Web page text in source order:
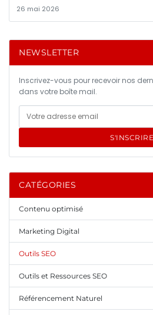
26 mai 2026
NEWSLETTER
Inscrivez-vous pour recevoir nos
dans votre boîte mail.
S'INSCRIRE
CATÉGORIES
Contenu optimisé
Marketing Digital
Outils SEO
Outils et Ressources SEO
Référencement Naturel